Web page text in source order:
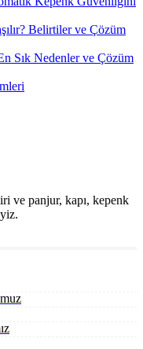
Belirtiler ve Çözüm
Sık Nedenler ve Çözüm
ve panjur, kapı, kepenk